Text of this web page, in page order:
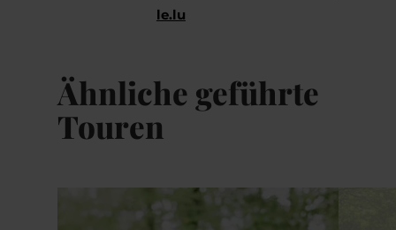
le.lu
Ähnliche geführte
Touren